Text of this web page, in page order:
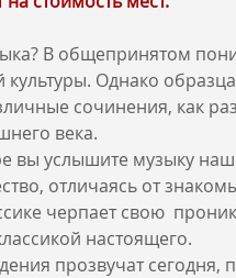
В общепринятом
Однако
сочинения, как
века.
вы услышите музыку
отличаясь от
черпает свою
настоящего.
прозвучат сегодня,